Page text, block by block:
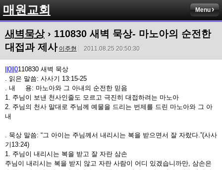
매원교회 Menu
새벽묵상› 110830 새벽 묵상- 마노아의 순전한
대접과 제사 이주현 2011.08.25 20:50:30
||0||0110830 새벽 묵상
. 읽은 말씀: 사사기 13:15-25
. 내 용: 마노아와 그 아내의 순전한 믿음
1. 주님이 보낸 천사인줄도 모르고 극진히 대접하려는 마노아
2. 주님의 천사 말대로 주님께 예물을 드리는 번제를 드린 마노아와 그 아
내
. 묵상 말씀: “그 아이는 주님께서 내리시는 복을 받으면서 잘 자랐다.”(사사
기13:24)
1. 주님이 내리시는 복을 받고 잘 자란 삼손
주님이 내리시는 복을 받지 않고 자란 사람이 어디 있겠습니까만, 삼손은